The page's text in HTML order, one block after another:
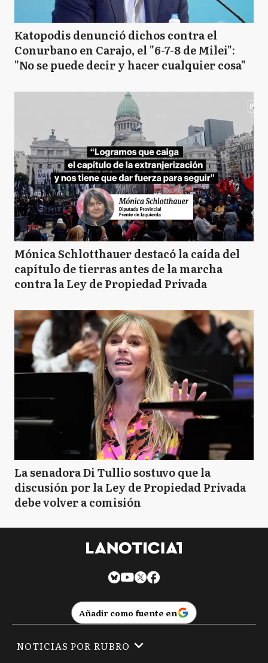
Katopodis denunció dichos contra el
Conurbano en Carajo, el "6-7-8 de Milei":
"No se puede decir y hacer cualquier cosa"
Mónica Schlotthauer destacó la caída del
capítulo de tierras antes de la marcha
contra la Ley de Propiedad Privada
La senadora Di Tullio sostuvo que la
discusión por la Ley de Propiedad Privada
debe volver a comisión
Añadir como fuente en
NOTICIAS POR RUBRO